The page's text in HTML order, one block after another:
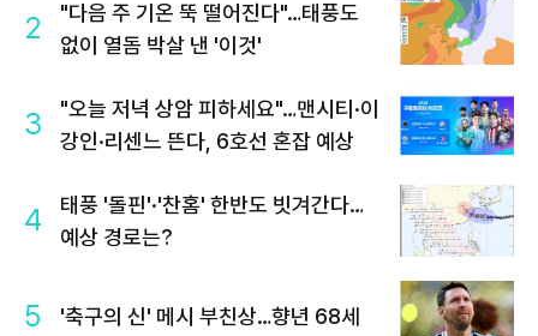
2
"다음 주 기온 뚝 떨어진다"…태풍도
없이 열돔 박살 낸 '이것'
3
"오늘 저녁 상암 피하세요"…맨시티·이
강인·리센느 뜬다, 6호선 혼잡 예상
4
태풍 '돌핀'·'찬홈' 한반도 빗겨간다…
예상 경로는?
5 '축구의 신' 메시 부친상…향년 68세